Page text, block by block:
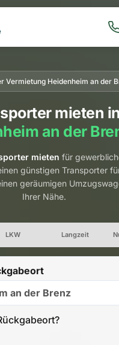
Vermietung Heidenheim an der
mieten in
an der
mieten für
günstigen Transporter
geräumigen
Ihrer Nähe.
LKW Langzeit